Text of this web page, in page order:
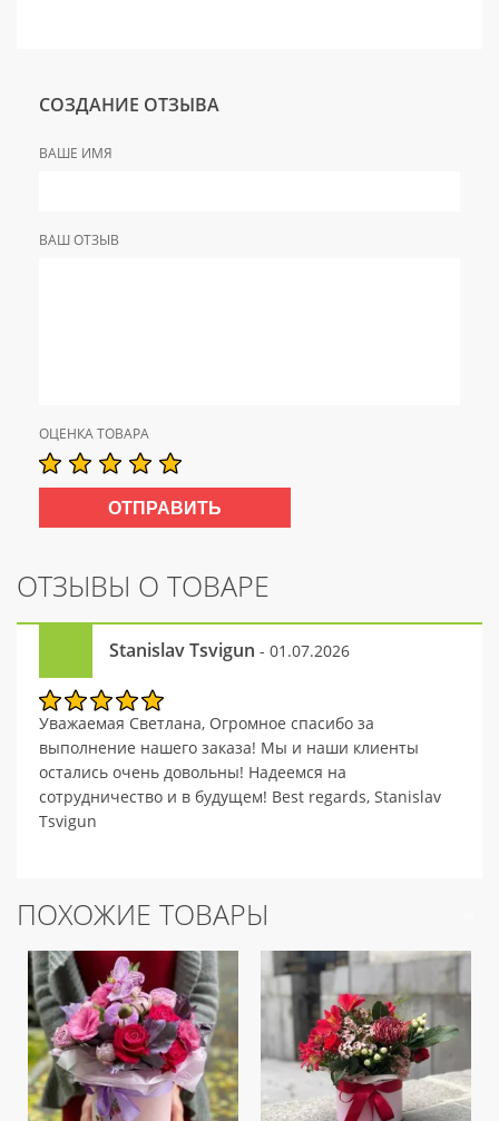
СОЗДАНИЕ ОТЗЫВА
ВАШЕ ИМЯ
ВАШ ОТЗЫВ
ОЦЕНКА ТОВАРА
ОТЗЫВЫ О ТОВАРЕ
Stanislav Tsvigun - 01.07.2026
Уважаемая Светлана, Огромное спасибо за
выполнение нашего заказа! Мы и наши клиенты
остались очень довольны! Надеемся на
сотрудничество и в будущем! Best regards, Stanislav
Tsvigun
ПОХОЖИЕ ТОВАРЫ